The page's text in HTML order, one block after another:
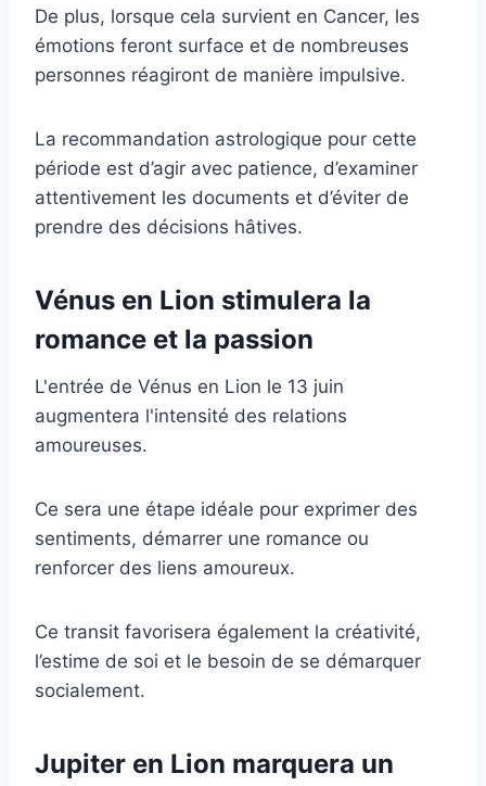
De plus, lorsque cela survient en Cancer, les
émotions feront surface et de nombreuses
personnes réagiront de manière impulsive.
La recommandation astrologique pour cette
période est d’agir avec patience, d’examiner
attentivement les documents et d’éviter de
prendre des décisions hâtives.
Vénus en Lion stimulera la
romance et la passion
L'entrée de Vénus en Lion le 13 juin
augmentera l'intensité des relations
amoureuses.
Ce sera une étape idéale pour exprimer des
sentiments, démarrer une romance ou
renforcer des liens amoureux.
Ce transit favorisera également la créativité,
l’estime de soi et le besoin de se démarquer
socialement.
Jupiter en Lion marquera un